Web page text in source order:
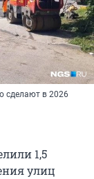
сделают в 2026
1,5
улиц